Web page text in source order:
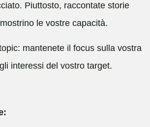
Piuttosto, raccontate storie
le vostre capacità.
mantenete il focus sulla vostra
interessi del vostro target.